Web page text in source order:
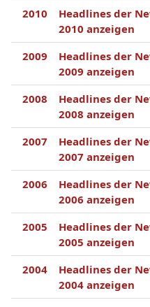
2010
Headlines der
2010 anzeigen
2009
Headlines der
2009 anzeigen
2008
Headlines der
2008 anzeigen
2007
Headlines der
2007 anzeigen
2006
Headlines der
2006 anzeigen
2005
Headlines der
2005 anzeigen
2004
Headlines der
2004 anzeigen